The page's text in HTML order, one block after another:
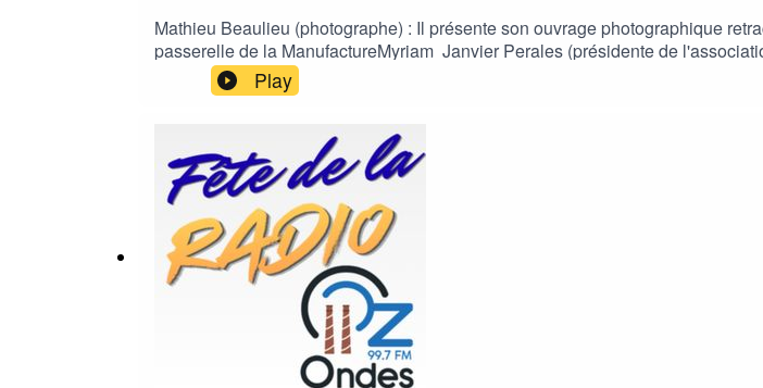
Mathieu Beaulieu (photographe) : Il présente son ouvrage photographique
passerelle de la ManufactureMyriam Janvier Perales (présidente de l'association des commerçants) : Elle explique comment l'association fédère
commerçants et habitants pour dynamiser le quartier, notamment à travers sa
Châteauneuf) : Présentation des missions sociales de la Maison Pour Tous,
Play